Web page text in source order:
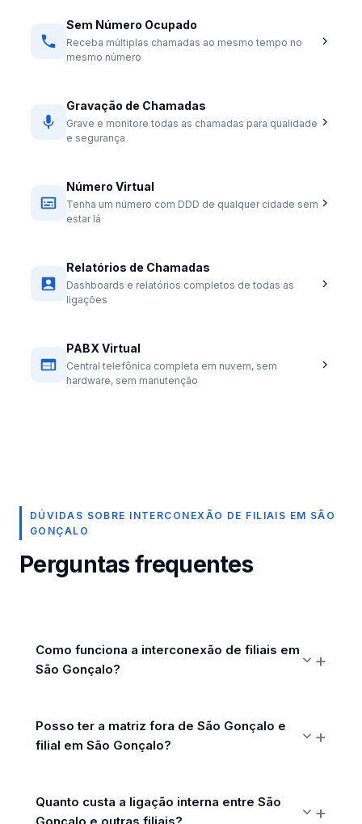
Sem Número Ocupado
Receba múltiplas chamadas ao mesmo tempo no
mesmo número
Gravação de Chamadas
Grave e monitore todas as chamadas para qualidade
e segurança
Número Virtual
Tenha um número com DDD de qualquer cidade sem
estar lá
Relatórios de Chamadas
Dashboards e relatórios completos de todas as
ligações
PABX Virtual
Central telefônica completa em nuvem, sem
hardware, sem manutenção
DÚVIDAS SOBRE INTERCONEXÃO DE FILIAIS EM SÃO
GONÇALO
Perguntas frequentes
Como funciona a interconexão de filiais em
São Gonçalo?
Posso ter a matriz fora de São Gonçalo e
filial em São Gonçalo?
Quanto custa a ligação interna entre São